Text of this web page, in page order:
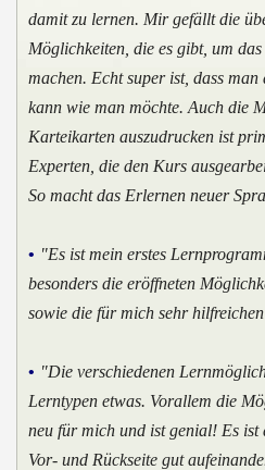
damit zu lernen. Mir gefällt die
Möglichkeiten, die es gibt, um
machen. Echt super ist, dass
kann wie man möchte. Auch die
Karteikarten auszudrucken ist
Experten, die den Kurs
So macht das Erlernen neuer
• "Es ist mein erstes
besonders die eröffneten
sowie die für mich sehr
• "Die verschiedenen
Lerntypen etwas. Vorallem die
neu für mich und ist genial! Es ist
Vor- und Rückseite gut